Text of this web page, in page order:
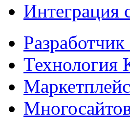
Интеграция
Технология